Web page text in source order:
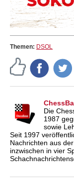
Themen: DSOL
Die
1987
sowie
Seit 1997
Nachrichten aus
inzwischen in vier